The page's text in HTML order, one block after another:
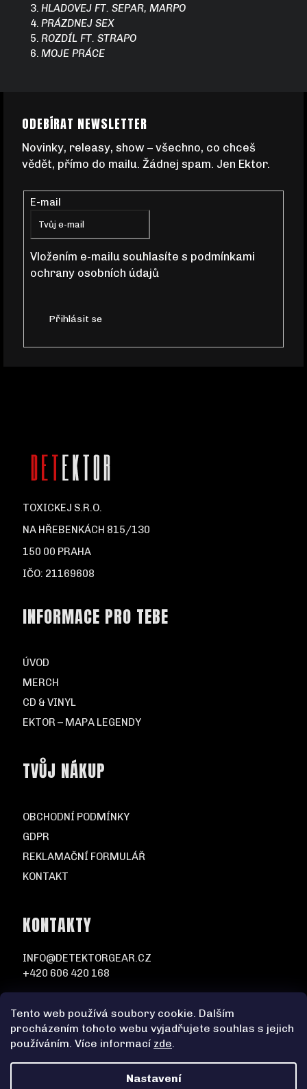
Tento web používá soubory cookie. Dalším
procházením tohoto webu vyjadřujete souhlas s jejich
používáním. Více informací zde.
Nastavení
HLADOVEJ FT. SEPAR, MARPO
PRÁZDNEJ SEX
ROZDÍL FT. STRAPO
MOJE PRÁCE
ODEBÍRAT NEWSLETTER
Novinky, releasy, show – všechno, co chceš
vědět, přímo do mailu. Žádnej spam. Jen Ektor.
E-mail
Vložením e-mailu souhlasíte s podmínkami
ochrany osobních údajů
Přihlásit se
TOXICKEJ S.R.O.
NA HŘEBENKÁCH 815/130
150 00 PRAHA
IČO: 21169608
INFORMACE PRO TEBE
ÚVOD
MERCH
CD & VINYL
EKTOR – MAPA LEGENDY
TVŮJ NÁKUP
OBCHODNÍ PODMÍNKY
GDPR
REKLAMAČNÍ FORMULÁŘ
KONTAKT
KONTAKTY
INFO@DETEKTORGEAR.CZ
+420 606 420 168